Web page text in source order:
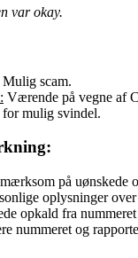
var okay.
Mulig scam.
Værende på vegne af
mulig svindel.
på uønskede
oplysninger
opkald fra
nummeret og